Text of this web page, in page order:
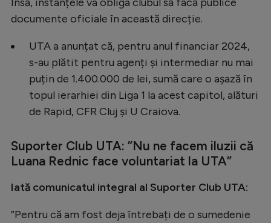
documente oficiale în această direcție.
UTA a anunțat că, pentru anul financiar 2024,
s-au plătit pentru agenți și intermediar nu mai
puțin de 1.400.000 de lei, sumă care o așază în
topul ierarhiei din Liga 1 la acest capitol, alături
de Rapid, CFR Cluj și U Craiova.
Suporter Club UTA: ”Nu ne facem iluzii că
Luana Rednic face voluntariat la UTA”
Iată comunicatul integral al Suporter Club UTA:
”Pentru că am fost deja întrebați de o sumedenie